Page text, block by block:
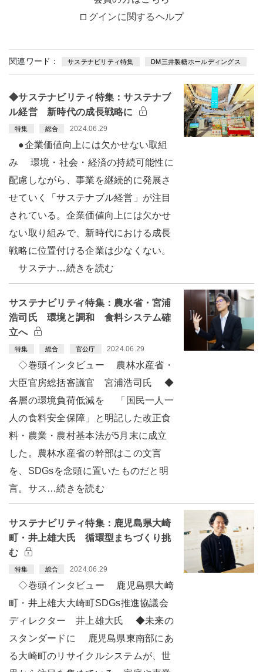
ログインに関するヘルプ
関連ワード： サステナビリティ特集 DM三井製糖ホールディングス
◆サステナビリティ特集：サステナブ
ル経営 新時代の成長戦略に
特集 総合 2024.06.29
●企業価値向上には欠かせない取組
み 環境・社会・経済の持続可能性に
配慮しながら、事業を継続的に発展さ
せていく「サステナブル経営」が注目
されている。企業価値向上には欠かせ
ない取り組みで、新時代における成長
戦略に位置付ける企業は少なくない。
サステナ…続きを読む
サステナビリティ特集：農水省・宮浦
浩司氏 環境と調和 食料システム確
立へ
特集 総合 官公庁 2024.06.29
◇巻頭インタビュー 農林水産省・
大臣官房総括審議官 宮浦浩司氏 ◆
各層の環境負荷低減を 「国民一人一
人の食料安全保障」と明記した改正食
料・農業・農村基本法が5月末に成立
した。農林水産省の幹部はこの文言
を、SDGsを念頭に置いたものだと明
言。サス…続きを読む
サステナビリティ特集：鹿児島県大崎
町・井上雄大氏 循環型まちづくり挑
む
特集 総合 2024.06.29
◇巻頭インタビュー 鹿児島県大崎
町・井上雄大大崎町SDGs推進協議会
ディレクター 井上雄大氏 ◆未来の
スタンダードに 鹿児島県東南部にあ
る大崎町のリサイクルシステムが、世